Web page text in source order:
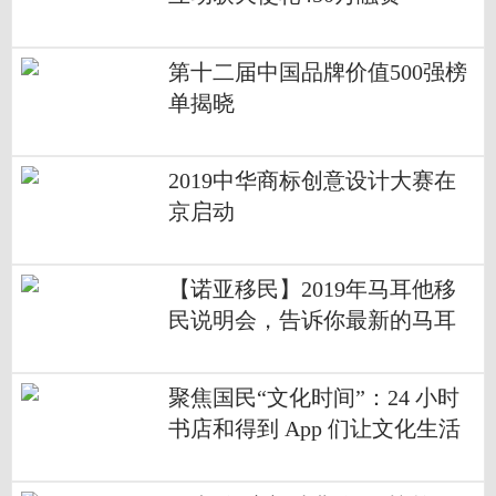
第十二届中国品牌价值500强榜
单揭晓
2019中华商标创意设计大赛在
京启动
【诺亚移民】2019年马耳他移
民说明会，告诉你最新的马耳
聚焦国民“文化时间”：24 小时
书店和得到 App 们让文化生活